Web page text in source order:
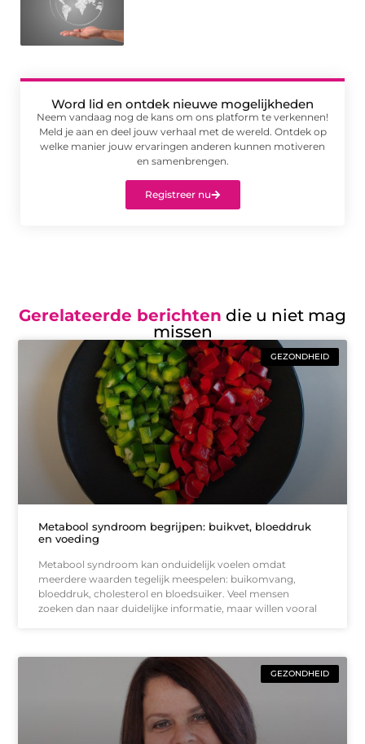
Word lid en ontdek nieuwe mogelijkheden
Neem vandaag nog de kans om ons platform te verkennen!
Meld je aan en deel jouw verhaal met de wereld. Ontdek op
welke manier jouw ervaringen anderen kunnen motiveren
en samenbrengen.
Registreer nu
Gerelateerde berichten die u niet mag
missen
GEZONDHEID
Metabool syndroom begrijpen: buikvet, bloeddruk
en voeding
Metabool syndroom kan onduidelijk voelen omdat
meerdere waarden tegelijk meespelen: buikomvang,
bloeddruk, cholesterol en bloedsuiker. Veel mensen
zoeken dan naar duidelijke informatie, maar willen vooral
GEZONDHEID